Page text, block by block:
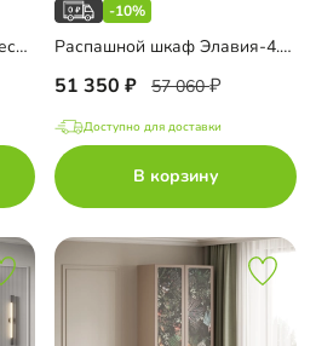
Витрина Капса-2.2 с антресолью
-10%
Распашной шкаф Элавия-4.4 с антресолью
51 350 57 060
Доступно для доставки
В корзину